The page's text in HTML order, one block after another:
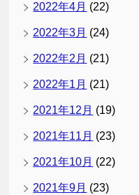
2022年4月 (22)
2022年3月 (24)
2022年2月 (21)
2022年1月 (21)
2021年12月 (19)
2021年11月 (23)
2021年10月 (22)
2021年9月 (23)